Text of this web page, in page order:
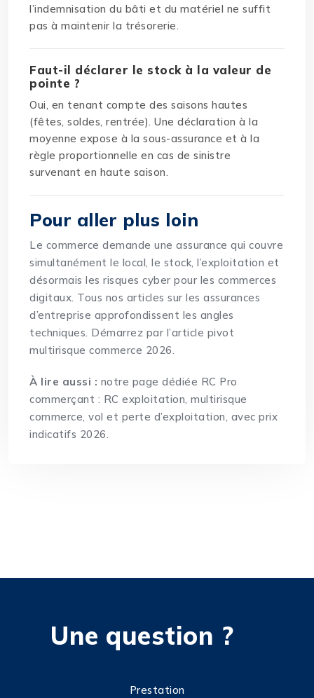
l’indemnisation du bâti et du matériel ne suffit
pas à maintenir la trésorerie.
Faut-il déclarer le stock à la valeur de
pointe ?
Oui, en tenant compte des saisons hautes
(fêtes, soldes, rentrée). Une déclaration à la
moyenne expose à la sous-assurance et à la
règle proportionnelle en cas de sinistre
survenant en haute saison.
Pour aller plus loin
Le commerce demande une assurance qui couvre
simultanément le local, le stock, l’exploitation et
désormais les risques cyber pour les commerces
digitaux. Tous nos articles sur les assurances
d’entreprise approfondissent les angles
techniques. Démarrez par l’article pivot
multirisque commerce 2026.
À lire aussi : notre page dédiée RC Pro
commerçant : RC exploitation, multirisque
commerce, vol et perte d’exploitation, avec prix
indicatifs 2026.
Une question ?
Prestation